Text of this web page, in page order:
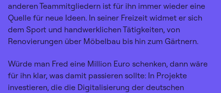
anderen Teammitgliedern ist für ihn immer wieder eine
Quelle für neue Ideen. In seiner Freizeit widmet er sich
dem Sport und handwerklichen Tätigkeiten, von
Renovierungen über Möbelbau bis hin zum Gärtnern.
Würde man Fred eine Million Euro schenken, dann wäre
für ihn klar, was damit passieren sollte: In Projekte
investieren, die die Digitalisierung der deutschen